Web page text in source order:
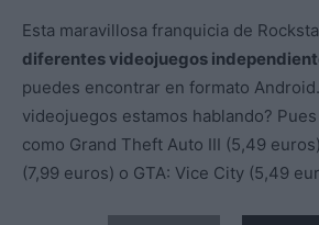
Esta maravillosa franquicia de
diferentes videojuegos
puedes encontrar en formato
videojuegos estamos hablando?
como Grand Theft Auto III (5,49
(7,99 euros) o GTA: Vice City (5,49